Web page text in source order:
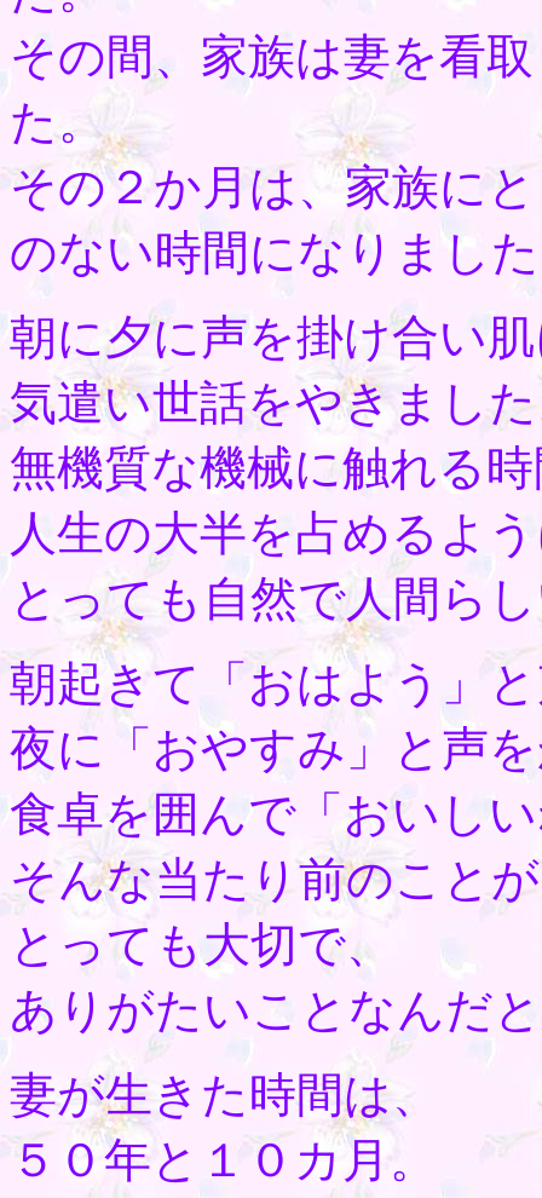
その間、家族は妻を看
た。
その２か月は、家族に
のない時間になりまし
朝に夕に声を掛け合い
気遣い世話をやきまし
無機質な機械に触れる
人生の大半を占めるよ
とっても自然で人間ら
朝起きて「おはよう」
夜に「おやすみ」と声
食卓を囲んで「おいし
そんな当たり前のことが
とっても大切で、
ありがたいことなんだ
妻が生きた時間は、
５０年と１０カ月。